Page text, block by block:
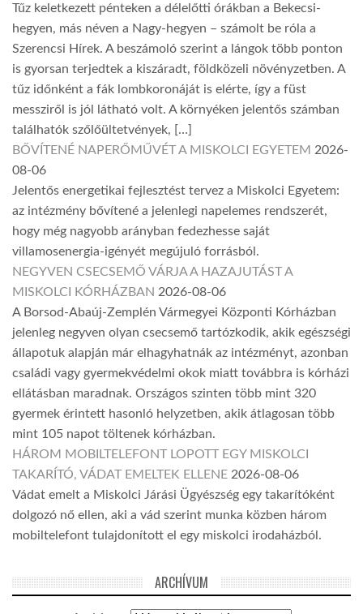
Tűz keletkezett pénteken a délelőtti órákban a Bekecsi-
hegyen, más néven a Nagy-hegyen – számolt be róla a
Szerencsi Hírek. A beszámoló szerint a lángok több ponton
is gyorsan terjedtek a kiszáradt, földközeli növényzetben. A
tűz időnként a fák lombkoronáját is elérte, így a füst
messziről is jól látható volt. A környéken jelentős számban
találhatók szőlőültetvények, […]
BŐVÍTENÉ NAPERŐMŰVÉT A MISKOLCI EGYETEM 2026-
08-06
Jelentős energetikai fejlesztést tervez a Miskolci Egyetem:
az intézmény bővítené a jelenlegi napelemes rendszerét,
hogy még nagyobb arányban fedezhesse saját
villamosenergia-igényét megújuló forrásból.
NEGYVEN CSECSEMŐ VÁRJA A HAZAJUTÁST A
MISKOLCI KÓRHÁZBAN 2026-08-06
A Borsod-Abaúj-Zemplén Vármegyei Központi Kórházban
jelenleg negyven olyan csecsemő tartózkodik, akik egészségi
állapotuk alapján már elhagyhatnák az intézményt, azonban
családi vagy gyermekvédelmi okok miatt továbbra is kórházi
ellátásban maradnak. Országos szinten több mint 320
gyermek érintett hasonló helyzetben, akik átlagosan több
mint 105 napot töltenek kórházban.
HÁROM MOBILTELEFONT LOPOTT EGY MISKOLCI
TAKARÍTÓ, VÁDAT EMELTEK ELLENE 2026-08-06
Vádat emelt a Miskolci Járási Ügyészség egy takarítóként
dolgozó nő ellen, aki a vád szerint munka közben három
mobiltelefont tulajdonított el egy miskolci irodaházból.
ARCHÍVUM